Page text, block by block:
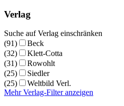
Verlag
Suche auf Verlag einschränken
(91)
Beck
(32)
Klett-Cotta
(31)
Rowohlt
(25)
Siedler
(25)
Weltbild Verl.
Mehr Verlag-Filter anzeigen